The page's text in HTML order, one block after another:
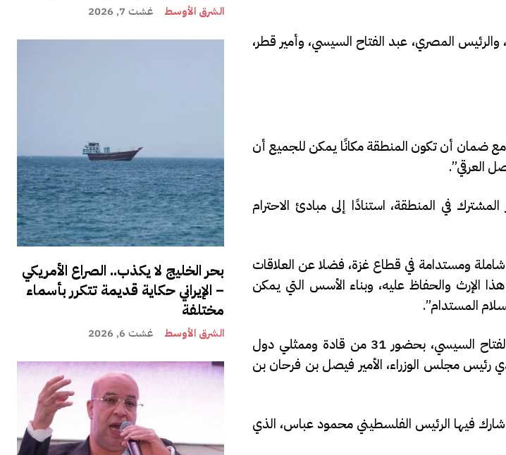
الشرق الأوسط غشت 7, 2026
بحر الخليج لا يكذب.. الصراع الأمريكي
– الإيراني حكاية قديمة تتكرر بأسماء
مختلفة
الشرق الأوسط غشت 6, 2026
المصري، عبد الفتاح السيسي، وأمير قطر،
مع ضمان أن تكون المنطقة مكانًا يمكن للجميع أن
العرقي”.
في المنطقة، استنادًا إلى مبادئ الاحترام
شاملة ومستدامة في قطاع غزة، فضلا عن العلاقات
هذا الإرث والحفاظ عليه، وبناء الأسس التي يمكن
المستدام”.
وشارك ترامب في رئاسة “قمة شرم الشيخ للسلام” إلى جانب الرئيس المصري عبد الفتاح السيسي، بحضور 31 من قادة وممثلي دول
رئيس مجلس الوزراء، الأمير فيصل بن فرحان بن
شارك فيها الرئيس الفلسطيني محمود عباس، الذي